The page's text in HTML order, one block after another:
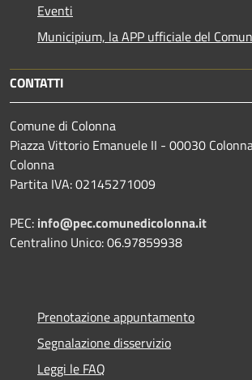
Eventi
Municipium, la APP ufficiale del
CONTATTI
Comune di Colonna
Piazza Vittorio Emanuele II - 00030
Colonna
Partita IVA: 02145271009
PEC: info@pec.comunedicolonna.it
Centralino Unico: 06.97859938
Prenotazione appuntamento
Segnalazione disservizio
Leggi le FAQ